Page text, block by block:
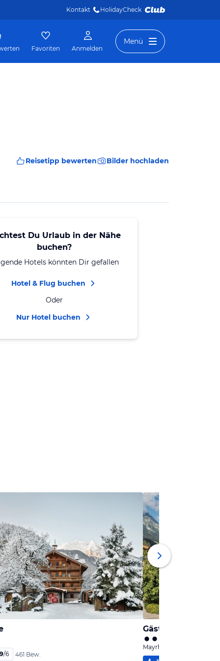
Kontakt HolidayCheck
Favoriten Anmelden
Menü
Reisetipp bewerten Bilder hochladen
Du Urlaub in der Nähe
buchen?
Hotels könnten Dir gefallen
Hotel & Flug buchen
Oder
Nur Hotel buchen
/6 461 Bew.
Gästehaus
Mayrhofen, Tirol